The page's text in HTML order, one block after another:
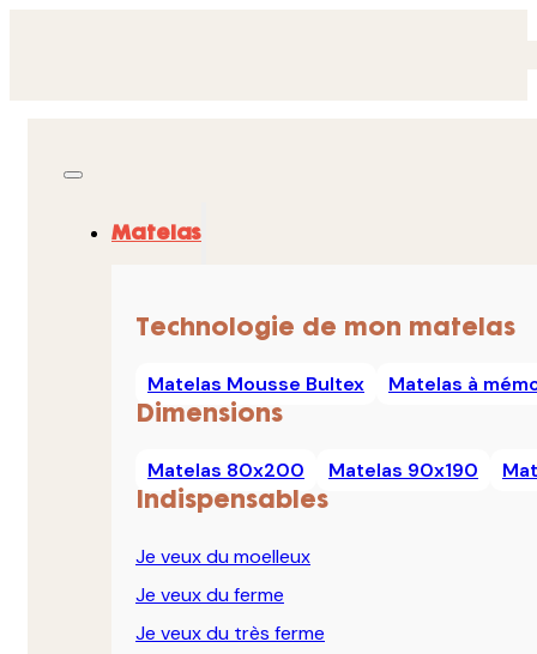
Matelas
Technologie de mon matelas
Matelas Mousse Bultex Matelas à
Dimensions
Matelas 80x200 Matelas 90x190
Indispensables
Je veux du moelleux
Je veux du ferme
Je veux du très ferme